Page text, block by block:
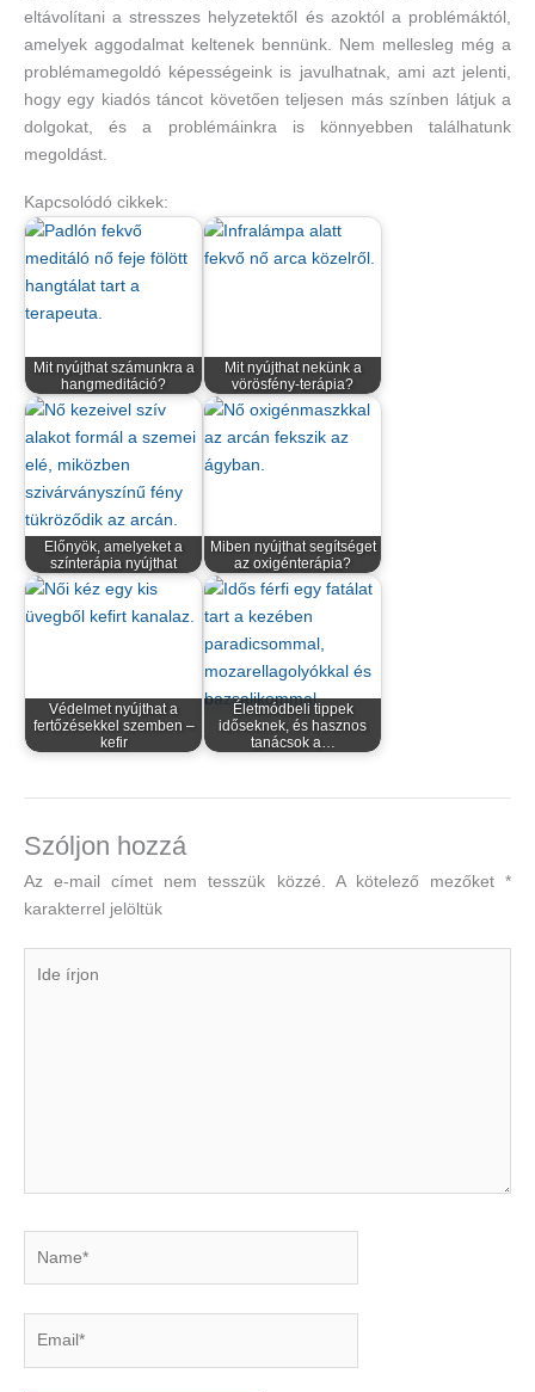
eltávolítani a stresszes helyzetektől és azoktól a problémáktól,
amelyek aggodalmat keltenek bennünk. Nem mellesleg még a
problémamegoldó képességeink is javulhatnak, ami azt jelenti,
hogy egy kiadós táncot követően teljesen más színben látjuk a
dolgokat, és a problémáinkra is könnyebben találhatunk
megoldást.
Kapcsolódó cikkek:
Mit nyújthat számunkra a
hangmeditáció?
Mit nyújthat nekünk a
vörösfény-terápia?
Előnyök, amelyeket a
színterápia nyújthat
Miben nyújthat segítséget
az oxigénterápia?
Védelmet nyújthat a
fertőzésekkel szemben –
kefir
Életmódbeli tippek
időseknek, és hasznos
tanácsok a…
Szóljon hozzá
Az e-mail címet nem tesszük közzé. A kötelező mezőket*
karakterrel jelöltük